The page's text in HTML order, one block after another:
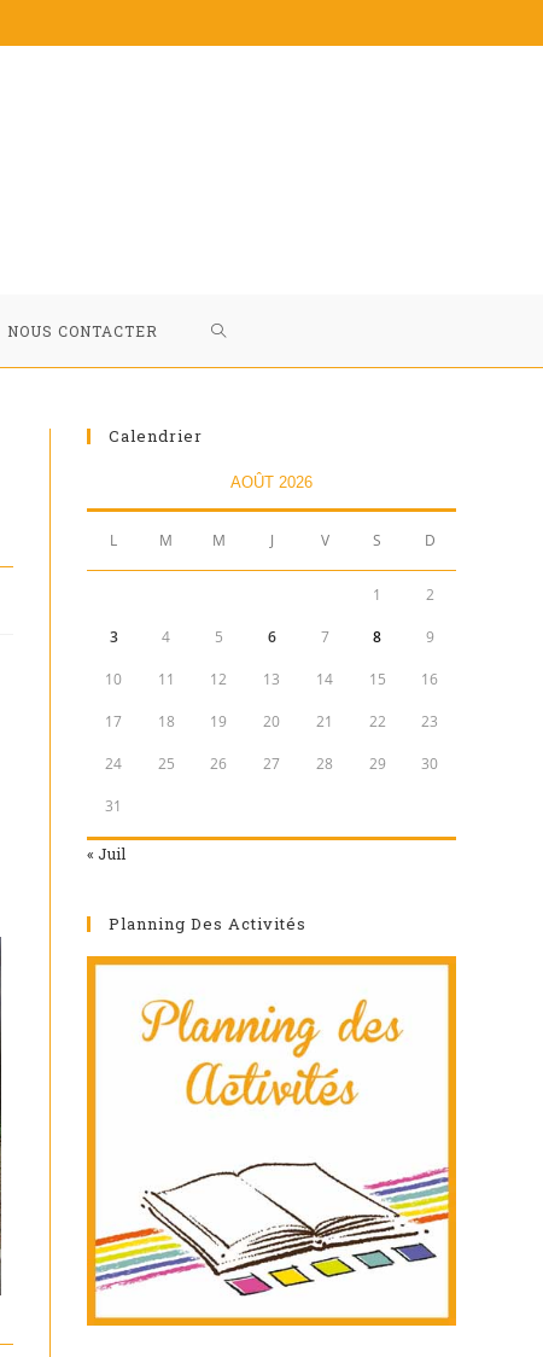
NOUS CONTACTER
Calendrier
AOÛT 2026
L M M J V S D
1 2
3 4 5 6 7 8 9
10 11 12 13 14 15 16
17 18 19 20 21 22 23
24 25 26 27 28 29 30
31
« Juil
Planning Des Activités